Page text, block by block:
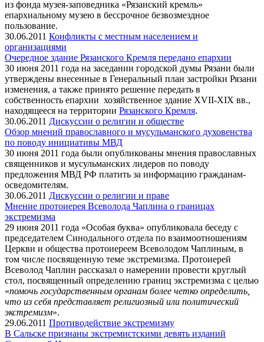
из фонда музея-заповедника «Рязанский кремль»
епархиальному музею в бессрочное безвозмездное
пользование.
30.06.2011 Конфликты с местным населением и
организациями
Очередное здание Рязанского Кремля передано епархии
30 июня 2011 года на заседании городской думы Рязани были
утверждены внесенные в Генеральный план застройки Рязани
изменения, а также принято решение передать в
собственность епархии хозяйственное здание XVII-XIX вв.,
находящееся на территории Рязанского Кремля.
30.06.2011 Дискуссии о религии и обществе
Обзор мнений православного и мусульманского духовенства
по поводу инициативы МВД
30 июня 2011 года были опубликованы мнения православных
священников и мусульманских лидеров по поводу
предложения МВД РФ платить за информацию гражданам-
осведомителям.
30.06.2011 Дискуссии о религии и праве
Мнение протоиерея Всеволода Чаплина о границах
экстремизма
29 июня 2011 года «Особая буква» опубликовала беседу с
председателем Синодального отдела по взаимоотношениям
Церкви и общества протоиереем Всеволодом Чаплиным, в
том числе посвященную теме экстремизма. Протоиерей
Всеволод Чаплин рассказал о намерении провести круглый
стол, посвященный определению границ экстремизма с целью
«помочь государственным органам более четко определить,
что из себя представляет религиозный или политический
экстремизм».
29.06.2011 Противодействие экстремизму
В Сальске признаны экстремистскими девять изданий